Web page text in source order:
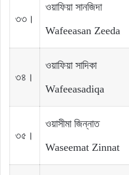
৩৩।
ওয়াফিয়া সানজিদা
Wafeeasan Zeeda
৩৪।
ওয়াফিয়া সাদিকা
Wafeeasadiqa
৩৫।
ওয়াসীমা জিন্নাত
Waseemat Zinnat